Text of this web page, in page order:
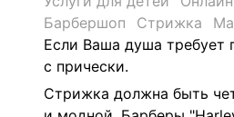
Барбершоп
Стрижка
Если Ваша душа требует
с прически.
Стрижка должна быть